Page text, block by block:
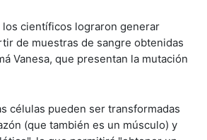
científicos lograron generar
de muestras de sangre obtenidas
Vanesa, que presentan la mutación
células pueden ser transformadas
(que también es un músculo) y